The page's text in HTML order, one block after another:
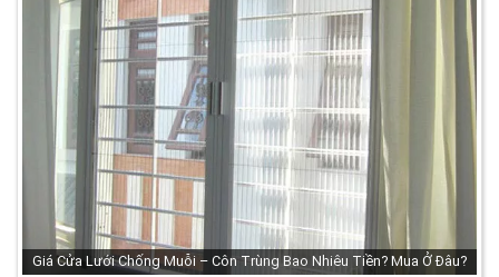
Giá Cửa Lưới Chống Muỗi – Côn Trùng Bao Nhiêu Tiền? Mua Ở Đâu?